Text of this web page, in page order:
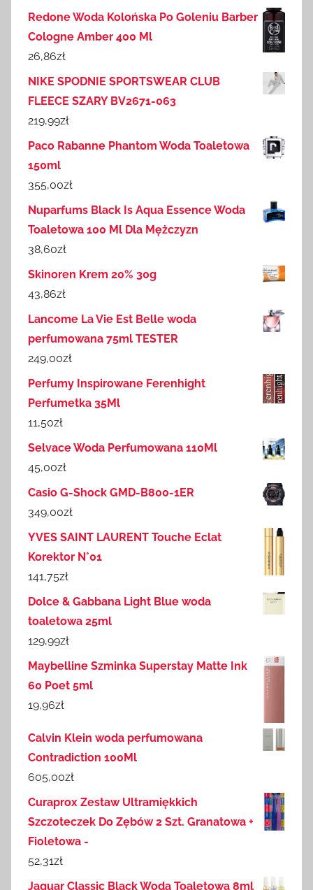
Redone Woda Kolońska Po Goleniu Barber
Cologne Amber 400 Ml
26,86zł
NIKE SPODNIE SPORTSWEAR CLUB
FLEECE SZARY BV2671-063
219,99zł
Paco Rabanne Phantom Woda Toaletowa
150ml
355,00zł
Nuparfums Black Is Aqua Essence Woda
Toaletowa 100 Ml Dla Mężczyzn
38,60zł
Skinoren Krem 20% 30g
43,86zł
Lancome La Vie Est Belle woda
perfumowana 75ml TESTER
249,00zł
Perfumy Inspirowane Ferenhight
Perfumetka 35Ml
11,50zł
Selvace Woda Perfumowana 110Ml
45,00zł
Casio G-Shock GMD-B800-1ER
349,00zł
YVES SAINT LAURENT Touche Eclat
Korektor N°01
141,75zł
Dolce & Gabbana Light Blue woda
toaletowa 25ml
129,99zł
Maybelline Szminka Superstay Matte Ink
60 Poet 5ml
19,96zł
Calvin Klein woda perfumowana
Contradiction 100Ml
605,00zł
Curaprox Zestaw Ultramiękkich
Szczoteczek Do Zębów 2 Szt. Granatowa +
Fioletowa -
52,31zł
Jaguar Classic Black Woda Toaletowa 8ml